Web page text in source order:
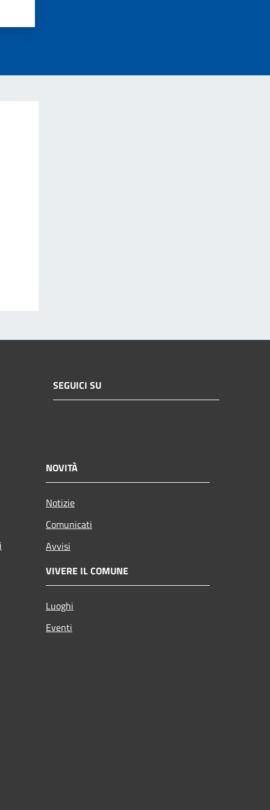
SEGUICI SU
NOVITÀ
Notizie
Comunicati
Avvisi
VIVERE IL COMUNE
Luoghi
Eventi